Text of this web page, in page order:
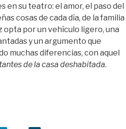
en su teatro: el amor, el paso del
cosas de cada día, de la familia
opta por un vehículo ligero, una
y un argumento que
muchas diferencias, con aquel
de la casa deshabitada.